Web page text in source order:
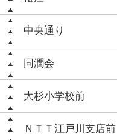
中央通り
同潤会
大杉小学校前
ＮＴＴ江戸川支店前